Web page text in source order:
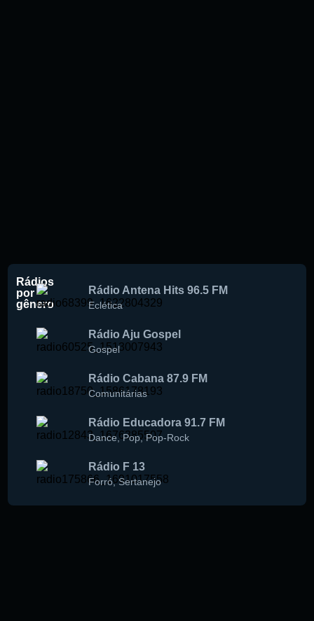
Rádios
por
gênero
Rádio Antena Hits 96.5 FM
Eclética
Rádio Aju Gospel
Gospel
Rádio Cabana 87.9 FM
Comunitárias
Rádio Educadora 91.7 FM
Dance,Pop,Pop-Rock
Rádio F 13
Forró,Sertanejo